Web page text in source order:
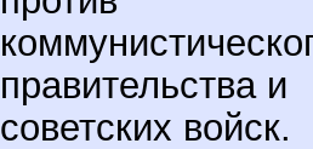
правительства и
советских войск.